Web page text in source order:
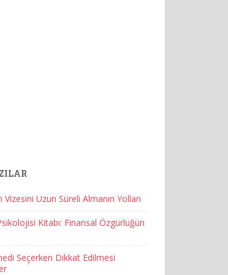
Vizesini Uzun Süreli Almanın Yolları
Kitabı: Finansal Özgürlüğün
Seçerken Dikkat Edilmesi